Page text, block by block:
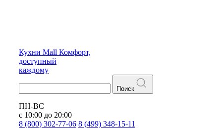
Кухни Mall Комфорт,
доступный
каждому
Поиск
ПН-ВС
с 10:00 до 20:00
8 (800) 302-77-06 8 (499) 348-15-11